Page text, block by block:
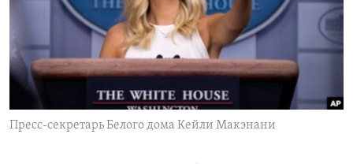
Learning English
СОЦИАЛЬНЫЕ СЕТИ
Пресс-секретарь Белого дома Кейли Макэнани